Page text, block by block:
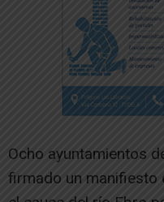
Ocho ayuntamientos
firmado un manifiesto